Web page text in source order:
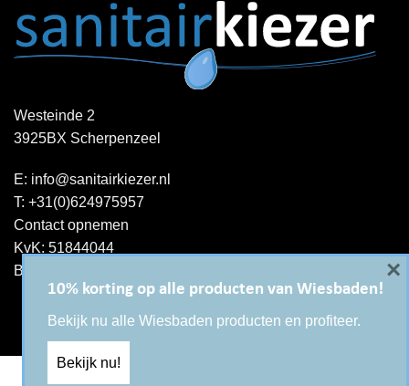
Westeinde 2
3925BX Scherpenzeel
E: info@sanitairkiezer.nl
T: +31(0)624975957
Contact opnemen
KvK: 51844044
BTW-ID : NL001344060B15
Copyright 2026 ©
10% korting op alle producten van Wiesbaden!
Bekijk nu alle Wiesbaden producten en profiteer.
Bekijk nu!
×